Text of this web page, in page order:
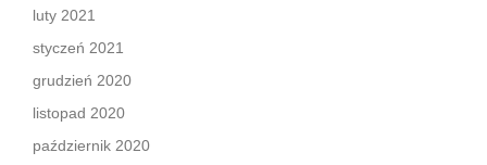
luty 2021
styczeń 2021
grudzień 2020
listopad 2020
październik 2020